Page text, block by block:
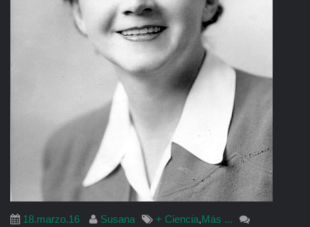
18.marzo.16 Susana + Ciencia,Más ...